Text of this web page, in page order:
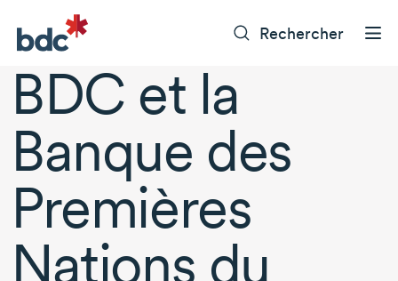
Rechercher
BDC et la
Banque des
Premières
Nations du